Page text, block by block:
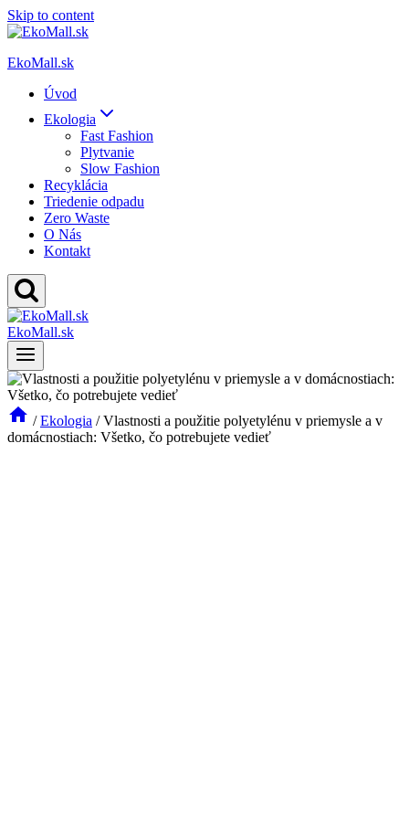
Skip to content
EkoMall.sk
Úvod
Ekologia
Fast Fashion
Plytvanie
Slow Fashion
Recyklácia
Triedenie odpadu
Zero Waste
O Nás
Kontakt
EkoMall.sk
/ Ekologia / Vlastnosti a použitie polyetylénu v priemysle a v
domácnostiach: Všetko, čo potrebujete vedieť